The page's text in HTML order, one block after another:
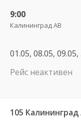
9:00
Калининград АВ
01.05, 08.05, 09.05,
Рейс неактивен
105